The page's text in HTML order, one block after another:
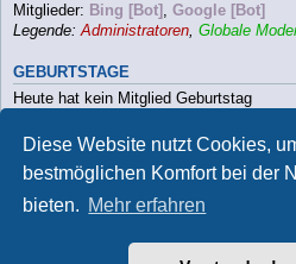
Diese Website nutzt Cookies,
bestmöglichen Komfort bei der
bieten. Mehr erfahren
Mitglieder: Bing [Bot] , Google [Bot]
Legende:Administratoren, Globale
GEBURTSTAGE
Heute hat kein Mitglied Geburtstag
STATISTIK
Beiträge insgesamt 112790• Themen
insgesamt3202